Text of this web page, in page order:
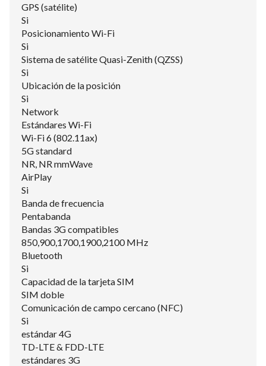
GPS (satélite)
Si
Posicionamiento Wi-Fi
Si
Sistema de satélite Quasi-Zenith (QZSS)
Si
Ubicación de la posición
Si
Network
Estándares Wi-Fi
Wi-Fi 6 (802.11ax)
5G standard
NR, NR mmWave
AirPlay
Si
Banda de frecuencia
Pentabanda
Bandas 3G compatibles
850,900,1700,1900,2100 MHz
Bluetooth
Si
Capacidad de la tarjeta SIM
SIM doble
Comunicación de campo cercano (NFC)
Si
estándar 4G
TD-LTE & FDD-LTE
estándares 3G